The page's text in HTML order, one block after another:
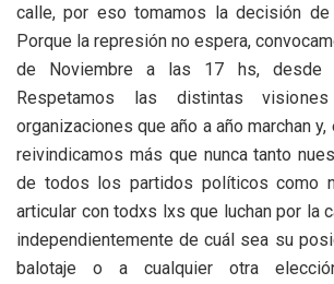
calle, por eso tomamos la decisión de
Porque la represión no espera,
de Noviembre a las 17 hs, desde
Respetamos las distintas
organizaciones que año a año marchan
reivindicamos más que nunca tanto
de todos los partidos políticos como
articular con todxs lxs que luchan por la
independientemente de cuál sea su
balotaje o a cualquier otra